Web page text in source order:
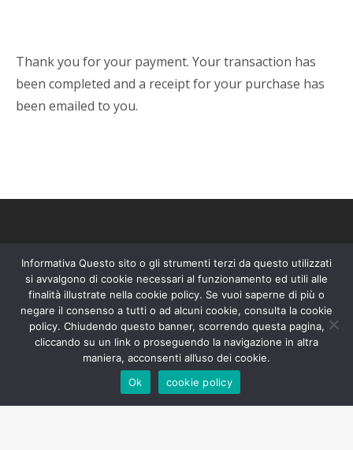
Thank you for your payment. Your transaction has
been completed and a receipt for your purchase has
been emailed to you.
HOME LA STORIA BED&BREAKFAST
LIQUORIFICIO DAL CAMPO E DALL’ORTO COSA FARE
NEI DINTORNI CONTATTI
Facebook Instagram Tripadvisor
Informativa Questo sito o gli strumenti terzi da questo utilizzati
si avvalgono di cookie necessari al funzionamento ed utili alle
finalità illustrate nella cookie policy. Se vuoi saperne di più o
negare il consenso a tutti o ad alcuni cookie, consulta la cookie
policy. Chiudendo questo banner, scorrendo questa pagina,
cliccando su un link o proseguendo la navigazione in altra
maniera, acconsenti all’uso dei cookie.
Ok
cookie policy